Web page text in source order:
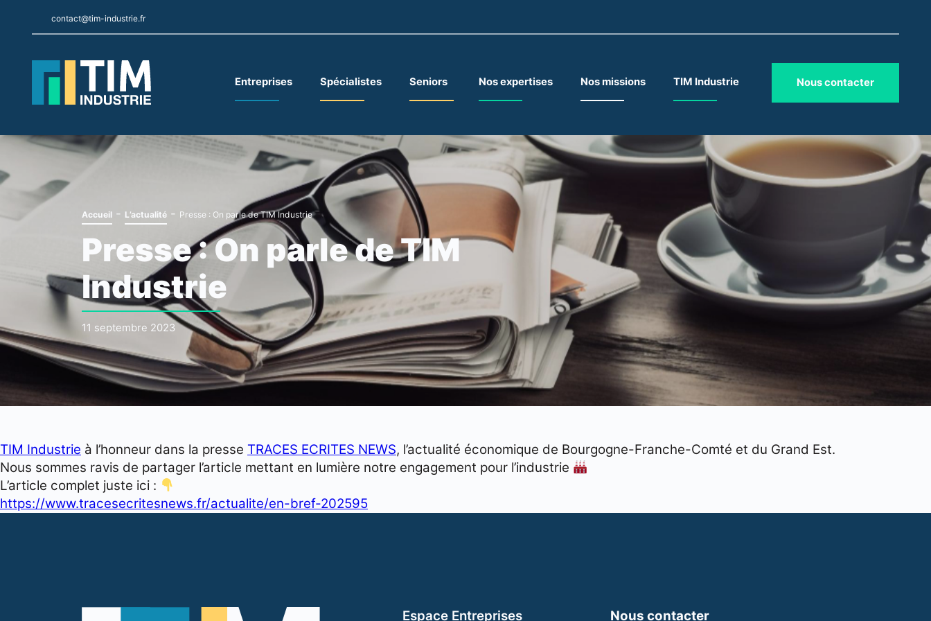
contact@tim-industrie.fr
Entreprises Spécialistes Seniors Nos expertises Nos missions TIM Industrie Nous contacter
Accueil - L’actualité - Presse : On parle de TIM Industrie
Presse : On parle de TIM
Industrie
11 septembre 2023
TIM Industrie à l’honneur dans la presse TRACES ECRITES NEWS, l’actualité économique de Bourgogne-Franche-Comté et du Grand Est.
Nous sommes ravis de partager l’article mettant en lumière notre engagement pour l’industrie
L’article complet juste ici :
https://www.tracesecritesnews.fr/actualite/en-bref-202595
Espace Entreprises Nous contacter